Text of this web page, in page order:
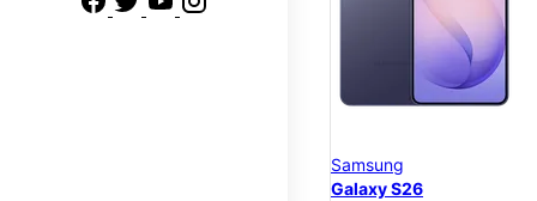
Samsung
Galaxy S26